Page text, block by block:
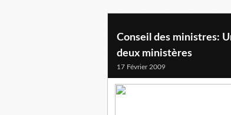
Conseil des ministres:
deux ministères
17 Février 2009